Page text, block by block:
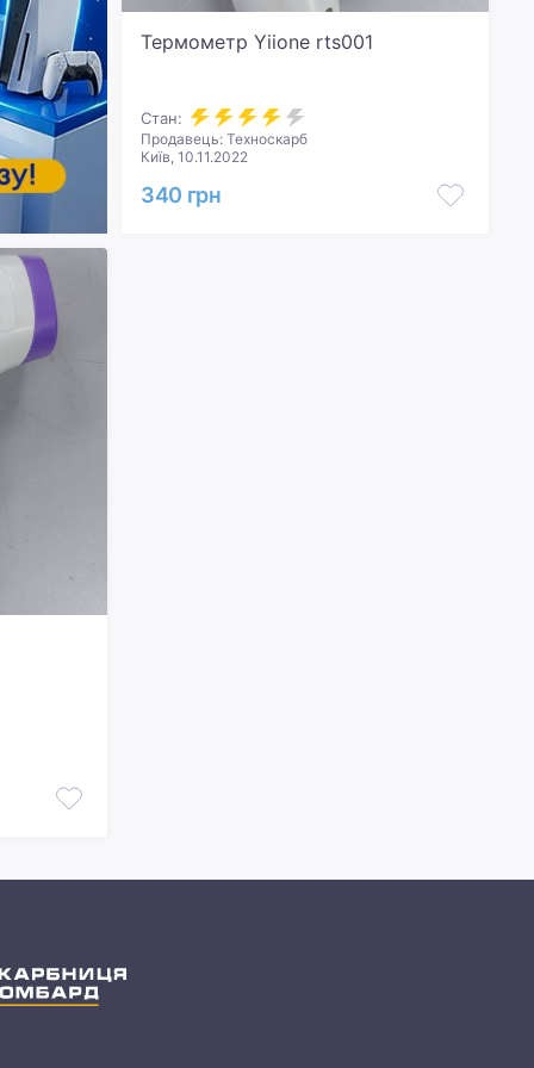
Термометр Yiione rts001
Стан:
Продавець: Техноскарб
Київ, 10.11.2022
340 грн